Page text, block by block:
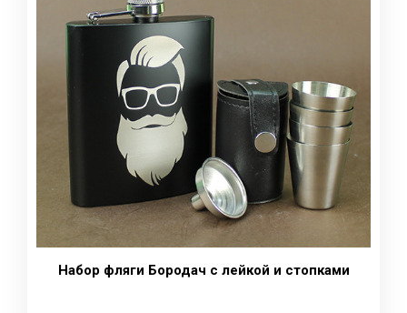
Набор фляги Бородач с лейкой и стопками